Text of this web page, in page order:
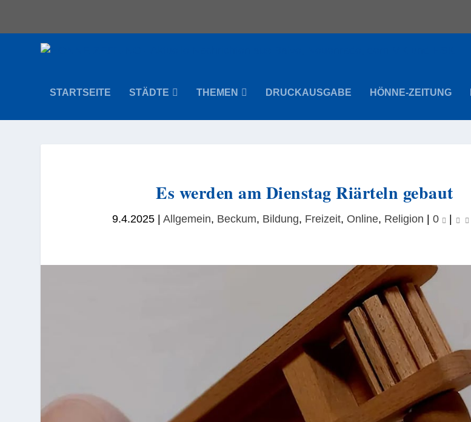
STARTSEITE STÄDTE THEMEN DRUCKAUSGABE HÖNNE-ZEITUNG
Es werden am Dienstag Riärteln gebaut
9.4.2025| Allgemein, Beckum, Bildung, Freizeit, Online, Religion 0